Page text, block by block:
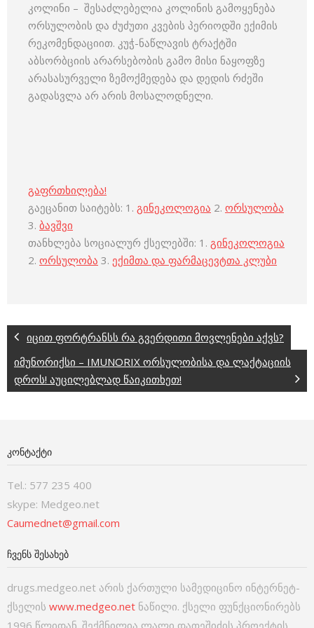
კოლინი – შესაძლებელია კოლინის გამოყენება
ორსულობის და ძუძუთი კვების პერიოდში ექიმის
რეკომენდაციით. კუჭ-ნაწლავის ტრაქტში
აბსორბციის არარსებობის გამო მისი ნაყოფზე
არასასურველი ზემოქმედება და დედის რძეში
გადასვლა არ არის მოსალოდნელი.
გაფრთხილება!
გაეცანით საიტებს: 1. გინეკოლოგია 2. ორსულობა
3. ბავშვი
თანხლება სოციალურ ქსელებში: 1. გინეკოლოგია
2. ორსულობა 3. ექიმთა და ფარმაცევტთა კლუბი
იცით ფორტრანსს რა გვერდითი მოვლენები აქვს?
იმუნორიქსი – IMUNORIX ორსულობისა და ლაქტაციის
დროს! აუცილებლად წაიკითხეთ!
ᲙᲝᲜᲢᲐᲥᲢᲘ
Tel.: 577 235 400
skype: Medgeo.net
Caumednet@gmail.com
ᲩᲕᲔᲜᲡ ᲨᲔᲡᲐᲮᲔᲑ
drugs.medgeo.net არის ქართული სამედიცინო ინტერნეტ-
ქსელის www.medgeo.net ნაწილი. ქსელი ფუნქციონირებს
1996 წლიდან. შექმნილია ლალი დათეშიძის პროექტის